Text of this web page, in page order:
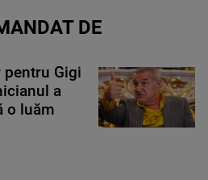
DE
pentru Gigi
a
o luăm